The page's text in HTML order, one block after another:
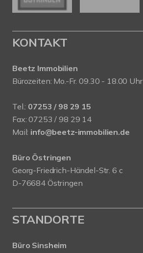
KONTAKT
Beetz Immobilien
Bürozeiten: Mo.-Fr. 09.30 - 18.00 Uhr
Tel.: 07253 / 98 29 15
Fax: 07253 / 98 29 14
Mail: info@beetz-immobilien.de
Büro Östringen
Georg-Friedrich-Händel-Str. 6 c
D-76684 Östringen
STANDORTE
Büro Sinsheim